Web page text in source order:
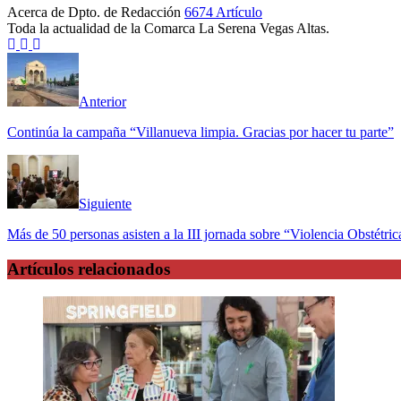
Acerca de Dpto. de Redacción 6674 Artículo
Toda la actualidad de la Comarca La Serena Vegas Altas.
Sitio
web
Facebook
Anterior
Continúa la campaña “Villanueva limpia. Gracias por hacer tu parte”
Siguiente
Más de 50 personas asisten a la III jornada sobre “Violencia
Artículos relacionados